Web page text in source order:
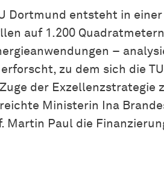
Dortmund entsteht in
auf 1.200
–
zu dem sich die
der Exzellenzstrategie
Ministerin Ina
Martin Paul die